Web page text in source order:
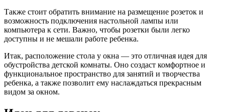
Также стоит обратить внимание на размещение розеток и
возможность подключения настольной лампы или
компьютера к сети. Важно, чтобы розетки были легко
доступны и не мешали работе ребенка.
Итак, расположение стола у окна — это отличная идея для
обустройства детской комнаты. Оно создаст комфортное и
функциональное пространство для занятий и творчества
ребенка, а также позволит ему наслаждаться прекрасным
видом за окном.